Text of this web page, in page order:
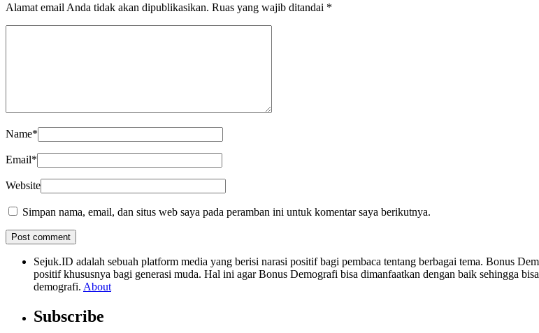
Alamat email Anda tidak akan dipublikasikan. Ruas yang wajib ditandai *
Name*
Email*
Website
Simpan nama, email, dan situs web saya pada peramban ini untuk komentar saya berikutnya.
Sejuk.ID adalah sebuah platform media yang berisi narasi positif bagi pembaca tentang berbagai tema. Bonus
positif khususnya bagi generasi muda. Hal ini agar Bonus Demografi bisa dimanfaatkan dengan baik sehingga
demografi. About
Subscribe